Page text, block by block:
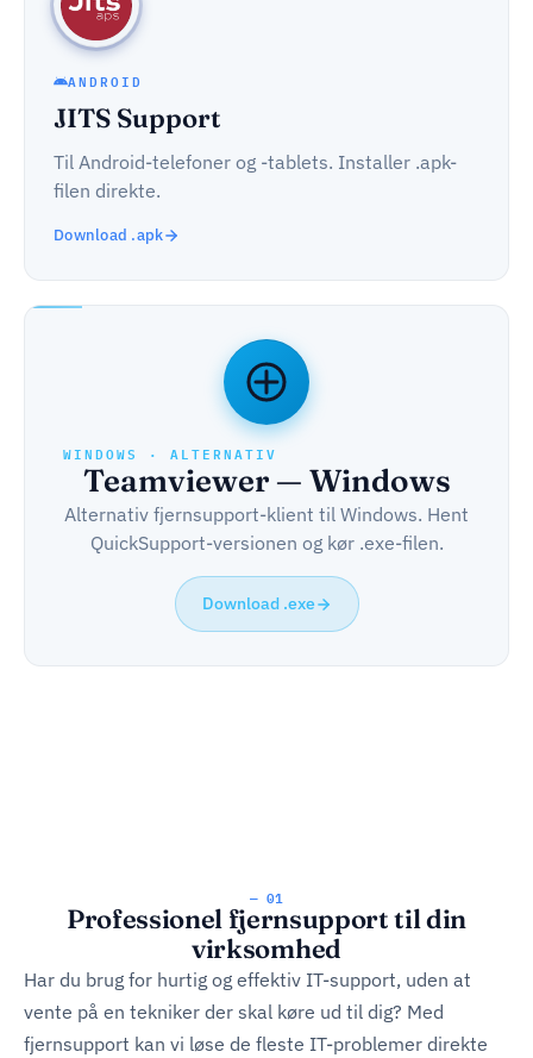
ANDROID
JITS Support
Til Android-telefoner og -tablets. Installer .apk-
filen direkte.
Download .apk
WINDOWS · ALTERNATIV
Teamviewer — Windows
Alternativ fjernsupport-klient til Windows. Hent
QuickSupport-versionen og kør .exe-filen.
Download .exe
— 01
Professionel fjernsupport til din
virksomhed
Har du brug for hurtig og effektiv IT-support, uden at
vente på en tekniker der skal køre ud til dig? Med
fjernsupport kan vi løse de fleste IT-problemer direkte